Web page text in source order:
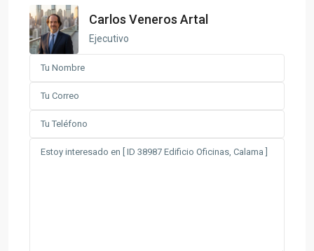
Carlos Veneros Artal
Ejecutivo